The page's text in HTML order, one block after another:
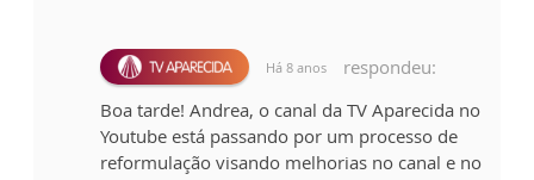
Há 8 anos
respondeu:
Boa tarde! Andrea, o canal da TV Aparecida no
Youtube está passando por um processo de
reformulação visando melhorias no canal e no